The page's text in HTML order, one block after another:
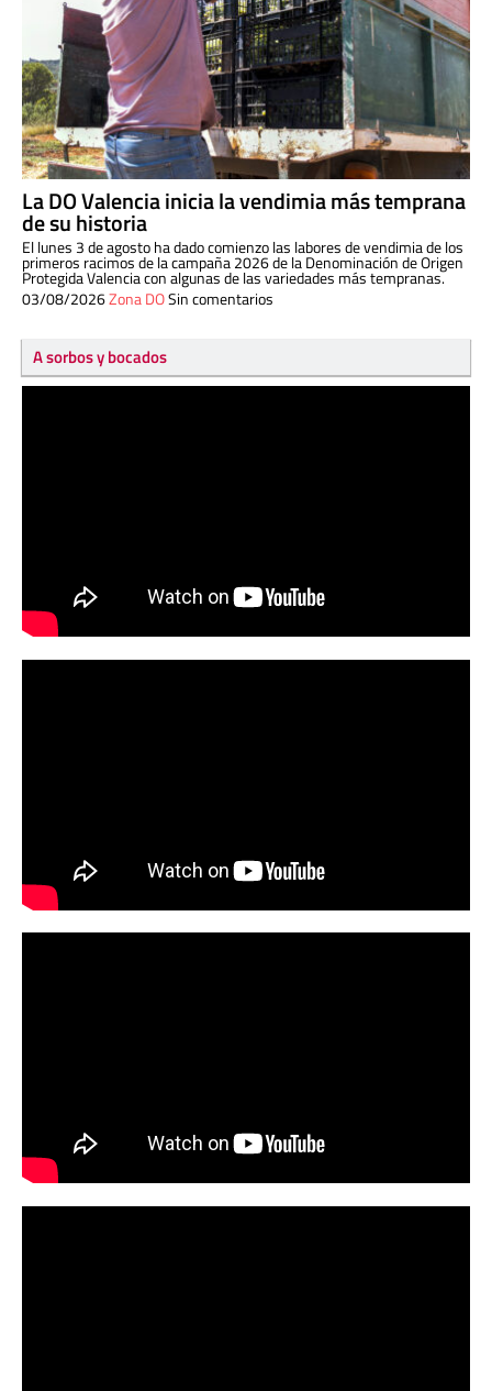
La DO Valencia inicia la vendimia más temprana
de su historia
El lunes 3 de agosto ha dado comienzo las labores de vendimia de los
primeros racimos de la campaña 2026 de la Denominación de Origen
Protegida Valencia con algunas de las variedades más tempranas.
03/08/2026Zona DOSin comentarios
A sorbos y bocados